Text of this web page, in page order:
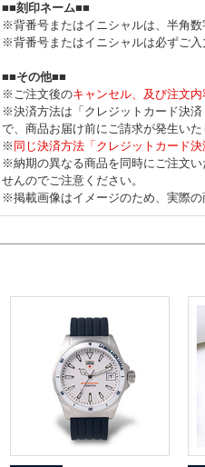
■■刻印ネーム■■
※背番号またはイニシャルは、半角数
※背番号またはイニシャルは必ずご入
■■その他■■
※ご注文後のキャンセル、及び注文
※決済方法は「クレジットカード決
で、商品お届け前にご請求が発生いた
※ 同じ決済方法「クレジットカード
※納期の異なる商品を同時にご注文
せんのでご注意ください。
※掲載画像はイメージのため、実際の